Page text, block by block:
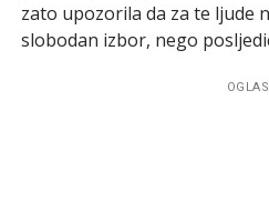
zato upozorila da za te ljude
slobodan izbor, nego
OGLAS